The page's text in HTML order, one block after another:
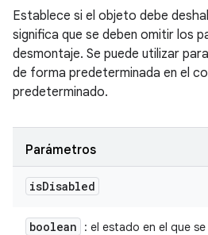
Establece si el objeto debe
significa que se deben omitir los
desmontaje. Se puede utilizar
de forma predeterminada en el
predeterminado.
Parámetros
isDisabled
boolean
: el estado en el que